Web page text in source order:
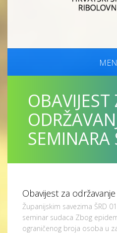
OBAVIJEST
SEMINARA
Obavijest za
Županijskim savezima ŠRD
seminar sudaca Zbog
ograničenog broja osoba u